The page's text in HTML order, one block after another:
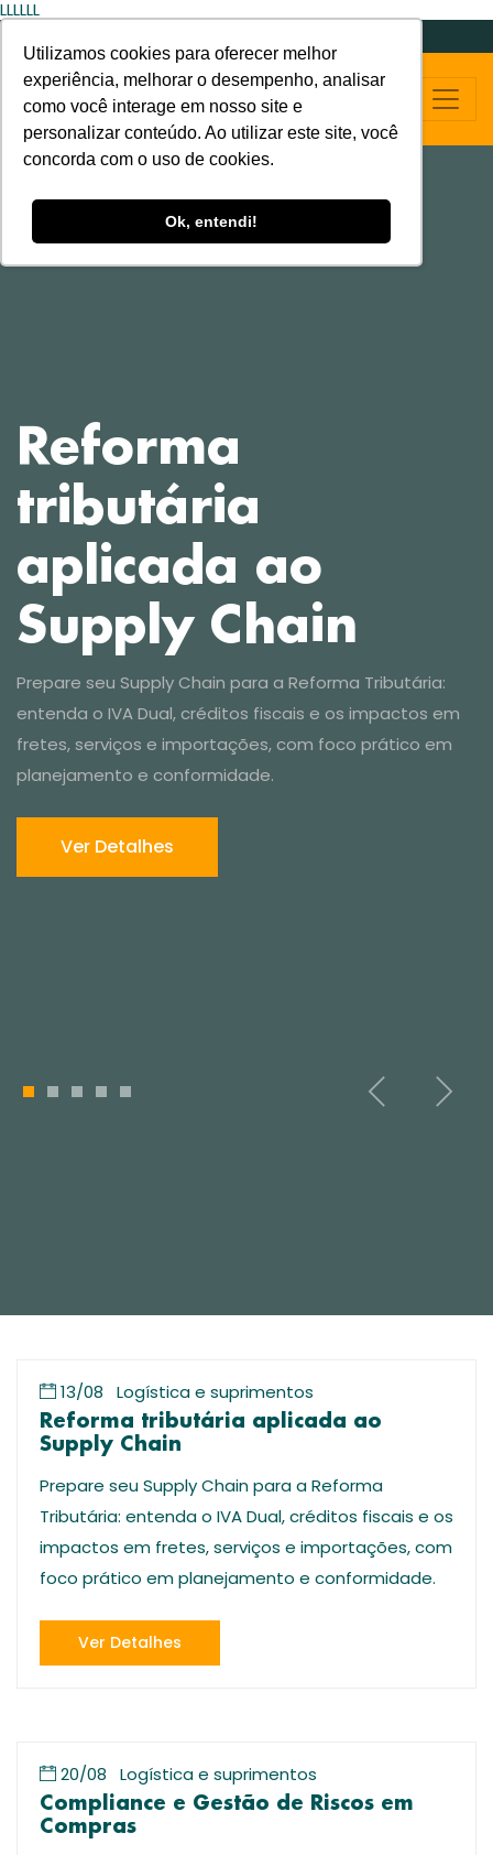
Utilizamos cookies para oferecer melhor
experiência, melhorar o desempenho, analisar
como você interage em nosso site e
personalizar conteúdo. Ao utilizar este site, você
concorda com o uso de cookies.
Ok, entendi!
LLLLLL
1 2 3 4 5
13/08 Logística e suprimentos
Reforma tributária aplicada ao
Supply Chain
Prepare seu Supply Chain para a Reforma
Tributária: entenda o IVA Dual, créditos fiscais e os
impactos em fretes, serviços e importações, com
foco prático em planejamento e conformidade.
Ver Detalhes
20/08 Logística e suprimentos
Compliance e Gestão de Riscos em
Compras